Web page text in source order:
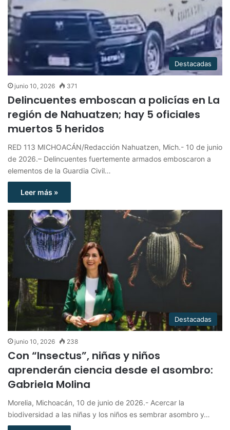
Destacadas
junio 10, 2026 371
Delincuentes emboscan a policías en La
región de Nahuatzen; hay 5 oficiales
muertos 5 heridos
RED 113 MICHOACÁN/Redacción Nahuatzen, Mich.- 10 de junio
de 2026.– Delincuentes fuertemente armados emboscaron a
elementos de la Guardia Civil…
Leer más »
Destacadas
junio 10, 2026 238
Con “Insectus”, niñas y niños
aprenderán ciencia desde el asombro:
Gabriela Molina
Morelia, Michoacán, 10 de junio de 2026.- Acercar la
biodiversidad a las niñas y los niños es sembrar asombro y…